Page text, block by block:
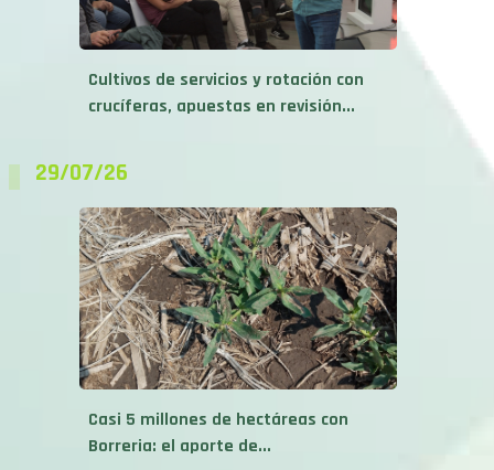
Cultivos de servicios y rotación con
crucíferas, apuestas en revisión...
29/07/26
Casi 5 millones de hectáreas con
Borreria: el aporte de...